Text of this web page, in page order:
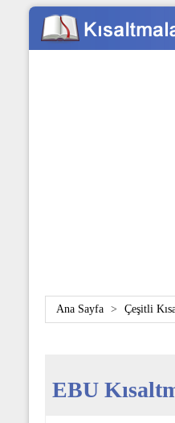
Ana Sayfa > Çeşitli
EBU